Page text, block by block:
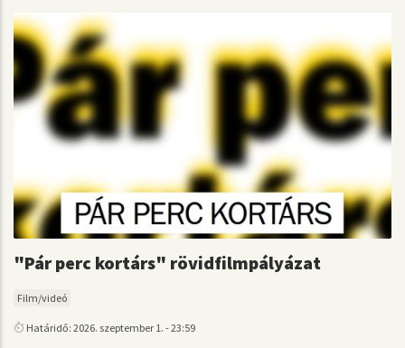
"Pár perc kortárs" rövidfilmpályázat
Film/videó
Határidő: 2026. szeptember 1. - 23:59